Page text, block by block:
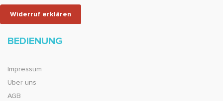
Widerruf erklären
BEDIENUNG
Impressum
Über uns
AGB